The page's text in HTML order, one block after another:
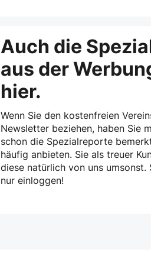
Auch die
aus der
hier.
Wenn Sie den kostenfreien
Newsletter beziehen, haben Sie
schon die Spezialreporte
häufig anbieten. Sie als treuer
diese natürlich von uns umsonst.
nur einloggen!